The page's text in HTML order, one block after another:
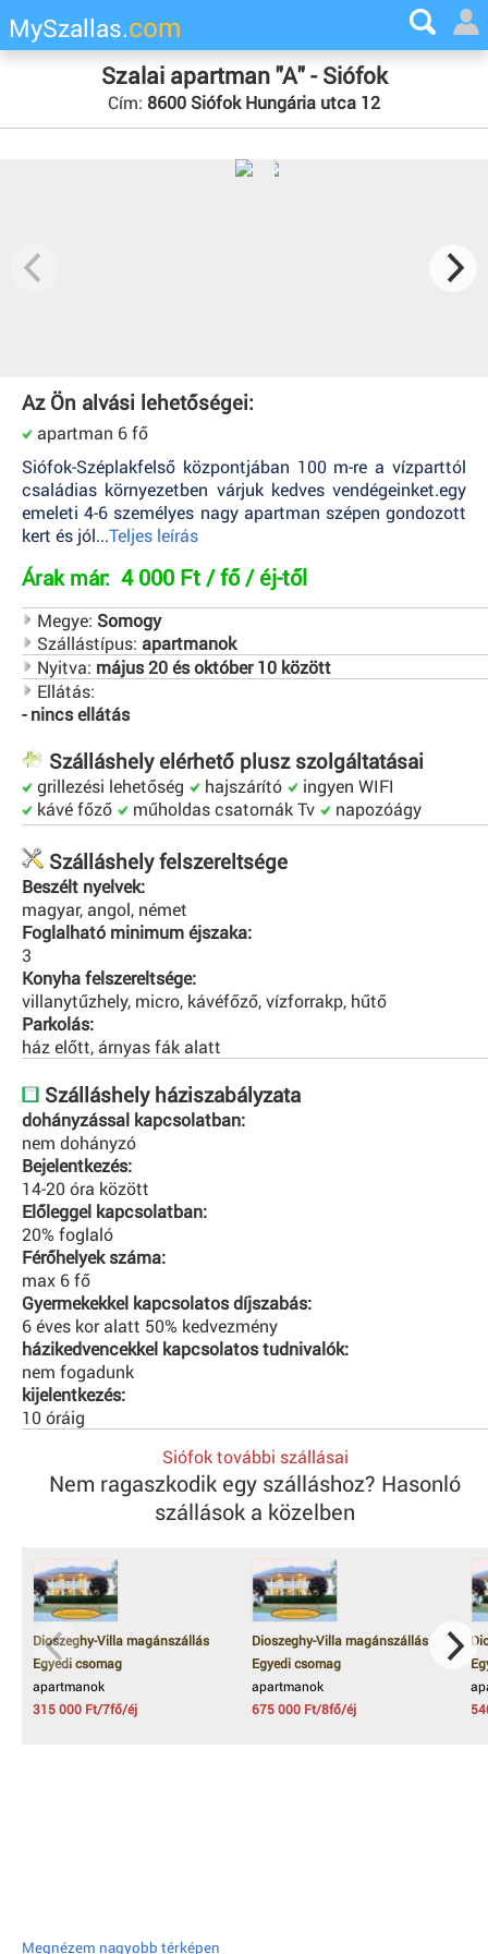
MySzallas.com
Szalai apartman "A" - Siófok
Cím: 8600 Siófok Hungária utca 12
Az Ön alvási lehetőségei:
apartman 6 fő
Siófok-Széplakfelső központjában 100 m-re a vízparttól
családias környezetben várjuk kedves vendégeinket.egy
emeleti 4-6 személyes nagy apartman szépen gondozott
kert és jól...Teljes leírás
Árak már: 4 000 Ft / fő / éj-től
Megye: Somogy
Szállástípus: apartmanok
Nyitva: május 20 és október 10 között
Ellátás:
- nincs ellátás
Szálláshely elérhető plusz szolgáltatásai
grillezési lehetőség hajszárító
ingyen WIFI
kávé főző
műholdas csatornák Tv napozóágy
Szálláshely felszereltsége
Beszélt nyelvek:
magyar, angol, német
Foglalható minimum éjszaka:
3
Konyha felszereltsége:
villanytűzhely, micro, kávéfőző, vízforrakp, hűtő
Parkolás:
ház előtt, árnyas fák alatt
Szálláshely háziszabályzata
dohányzással kapcsolatban:
nem dohányzó
Bejelentkezés:
14-20 óra között
Előleggel kapcsolatban:
20% foglaló
Férőhelyek száma:
max 6 fő
Gyermekekkel kapcsolatos díjszabás:
6 éves kor alatt 50% kedvezmény
házikedvencekkel kapcsolatos tudnivalók:
nem fogadunk
kijelentkezés:
10 óráig
Siófok további szállásai
Nem ragaszkodik egy szálláshoz? Hasonló
szállások a közelben
Dioszeghy-Villa magánszállás
Egyedi csomag
apartmanok
315 000 Ft/7fő/éj
Dioszeghy-Villa magánszállás
Egyedi csomag
apartmanok
675 000 Ft/8fő/éj
Megnézem nagyobb térképen